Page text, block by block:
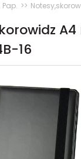
Pap.
16